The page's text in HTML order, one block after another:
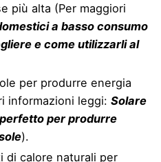
più alta (Per maggiori
a basso consumo
e come utilizzarli al
per produrre energia
informazioni leggi: Solare
per produrre
).
di calore naturali per